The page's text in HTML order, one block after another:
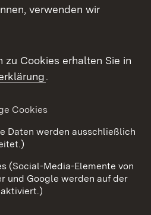
Kontakt
Datenschutz
verwenden wir
zu Cookies erhalten Sie in
.
Cookies
Daten werden ausschließlich
(Social-Media-Elemente von
und Google werden auf der